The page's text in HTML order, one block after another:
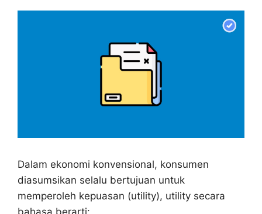
Dalam ekonomi konvensional, konsumen
diasumsikan selalu bertujuan untuk
memperoleh kepuasan (utility), utility secara